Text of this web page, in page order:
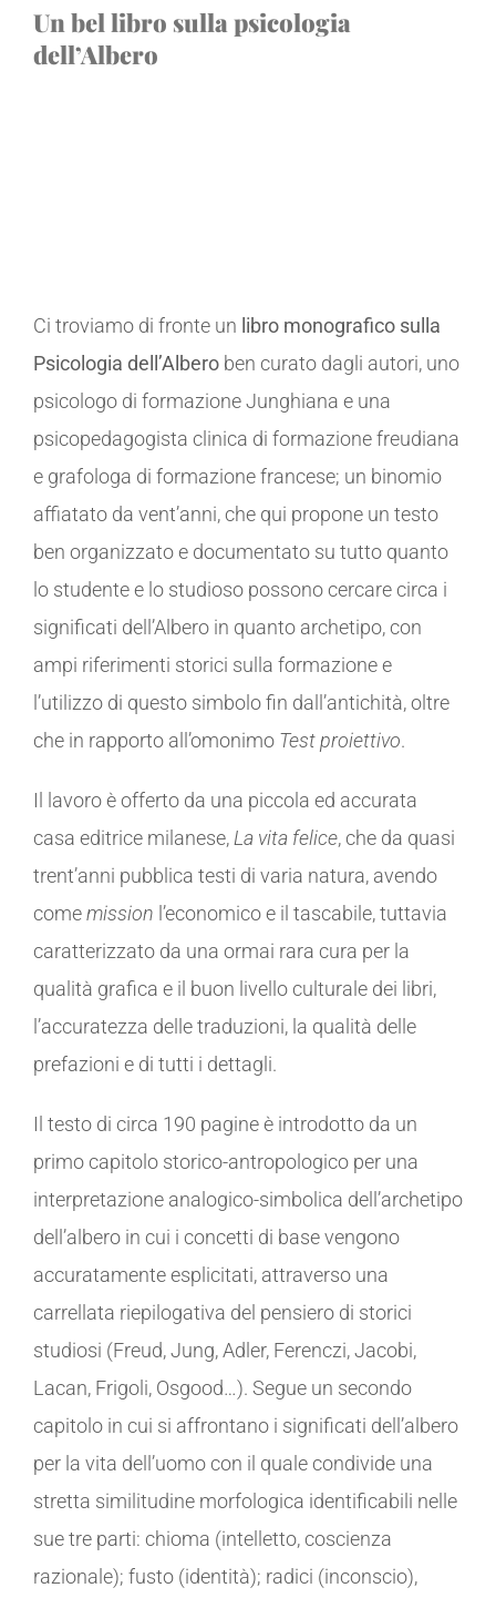
Un bel libro sulla psicologia
dell’Albero
Ci troviamo di fronte un libro monografico sulla
Psicologia dell’Albero ben curato dagli autori, uno
psicologo di formazione Junghiana e una
psicopedagogista clinica di formazione freudiana
e grafologa di formazione francese; un binomio
affiatato da vent’anni, che qui propone un testo
ben organizzato e documentato su tutto quanto
lo studente e lo studioso possono cercare circa i
significati dell’Albero in quanto archetipo, con
ampi riferimenti storici sulla formazione e
l’utilizzo di questo simbolo fin dall’antichità, oltre
che in rapporto all’omonimo Test proiettivo.
Il lavoro è offerto da una piccola ed accurata
casa editrice milanese,La vita felice, che da quasi
trent’anni pubblica testi di varia natura, avendo
comemission l’economico e il tascabile, tuttavia
caratterizzato da una ormai rara cura per la
qualità grafica e il buon livello culturale dei libri,
l’accuratezza delle traduzioni, la qualità delle
prefazioni e di tutti i dettagli.
Il testo di circa 190 pagine è introdotto da un
primo capitolo storico-antropologico per una
interpretazione analogico-simbolica dell’archetipo
dell’albero in cui i concetti di base vengono
accuratamente esplicitati, attraverso una
carrellata riepilogativa del pensiero di storici
studiosi (Freud, Jung, Adler, Ferenczi, Jacobi,
Lacan, Frigoli, Osgood…). Segue un secondo
capitolo in cui si affrontano i significati dell’albero
per la vita dell’uomo con il quale condivide una
stretta similitudine morfologica identificabili nelle
sue tre parti: chioma (intelletto, coscienza
razionale); fusto (identità); radici (inconscio),